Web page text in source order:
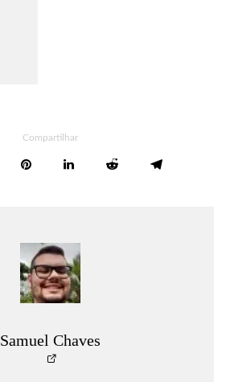
Compartilhar
Samuel Chaves